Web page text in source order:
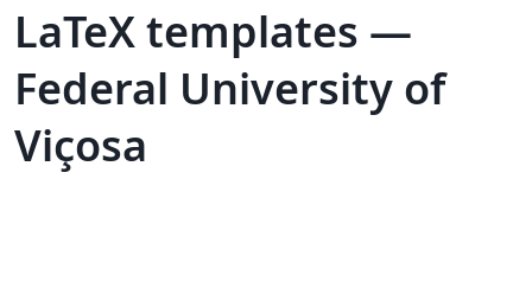
LaTeX templates —
Federal University of
Viçosa